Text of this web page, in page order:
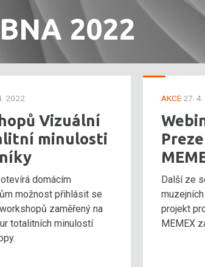
2022
2022
Vizuální
minulosti
domácím
možnost přihlásit se
zaměřený na
totalitních minulostí
AKCE 27.
Další ze
projekt
MEMEX